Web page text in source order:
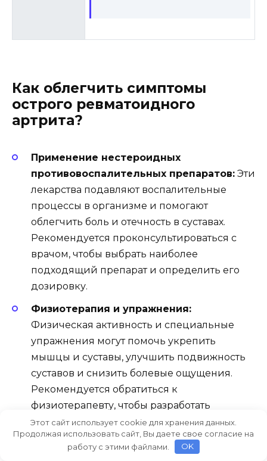
Как облегчить симптомы
острого ревматоидного
артрита?
Применение нестероидных
противовоспалительных препаратов: Эти
лекарства подавляют воспалительные
процессы в организме и помогают
облегчить боль и отечность в суставах.
Рекомендуется проконсультироваться с
врачом, чтобы выбрать наиболее
подходящий препарат и определить его
дозировку.
Физиотерапия и упражнения:
Физическая активность и специальные
упражнения могут помочь укрепить
мышцы и суставы, улучшить подвижность
суставов и снизить болевые ощущения.
Рекомендуется обратиться к
физиотерапевту, чтобы разработать
индивидуальный режим занятий.
Использование горячих и холодных
Этот сайт использует cookie для хранения данных.
Продолжая использовать сайт, Вы даете свое согласие на
работу с этими файлами.
OK